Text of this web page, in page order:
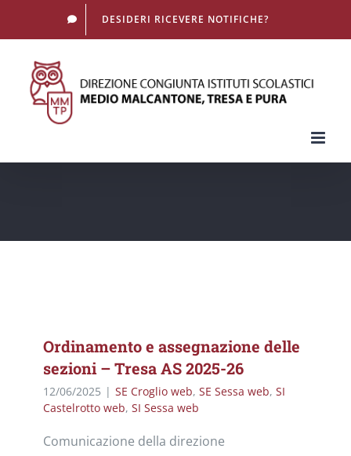
DESIDERI RICEVERE NOTIFICHE?
Ordinamento e assegnazione delle
sezioni – Tresa AS 2025-26
12/06/2025 | SE Croglio web, SE Sessa web, SI
Castelrotto web, SI Sessa web
Comunicazione della direzione